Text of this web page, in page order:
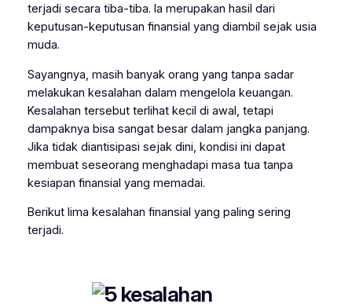
terjadi secara tiba-tiba. Ia merupakan hasil dari
keputusan-keputusan finansial yang diambil sejak usia
muda.
Sayangnya, masih banyak orang yang tanpa sadar
melakukan kesalahan dalam mengelola keuangan.
Kesalahan tersebut terlihat kecil di awal, tetapi
dampaknya bisa sangat besar dalam jangka panjang.
Jika tidak diantisipasi sejak dini, kondisi ini dapat
membuat seseorang menghadapi masa tua tanpa
kesiapan finansial yang memadai.
Berikut lima kesalahan finansial yang paling sering
terjadi.